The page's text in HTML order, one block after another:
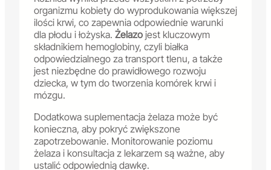
organizmu kobiety do wyprodukowania większej
ilości krwi, co zapewnia odpowiednie warunki
dla płodu i łożyska. Żelazo jest kluczowym
składnikiem hemoglobiny, czyli białka
odpowiedzialnego za transport tlenu, a także
jest niezbędne do prawidłowego rozwoju
dziecka, w tym do tworzenia komórek krwi i
mózgu.
Dodatkowa suplementacja żelaza może być
konieczna, aby pokryć zwiększone
zapotrzebowanie. Monitorowanie poziomu
żelaza i konsultacja z lekarzem są ważne, aby
ustalić odpowiednią dawkę.